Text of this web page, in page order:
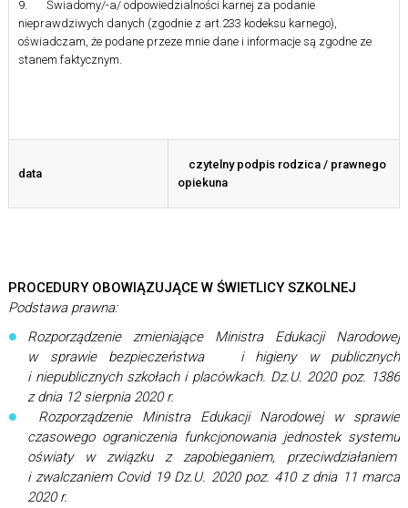
9. Świadomy/-a/ odpowiedzialności karnej za podanie
nieprawdziwych danych (zgodnie z art.233 kodeksu karnego),
oświadczam, że podane przeze mnie dane i informacje są zgodne ze
stanem faktycznym.
data
czytelny podpis rodzica / prawnego
opiekuna
PROCEDURY OBOWIĄZUJĄCE W ŚWIETLICY SZKOLNEJ
Podstawa prawna:
Rozporządzenie zmieniające Ministra Edukacji Narodowej
w sprawie bezpieczeństwa i higieny w publicznych
i niepublicznych szkołach i placówkach. Dz.U. 2020 poz. 1386
z dnia 12 sierpnia 2020 r.
Rozporządzenie Ministra Edukacji Narodowej w sprawie
czasowego ograniczenia funkcjonowania jednostek systemu
oświaty w związku z zapobieganiem, przeciwdziałaniem
i zwalczaniem Covid 19 Dz.U. 2020 poz. 410 z dnia 11 marca
2020 r.